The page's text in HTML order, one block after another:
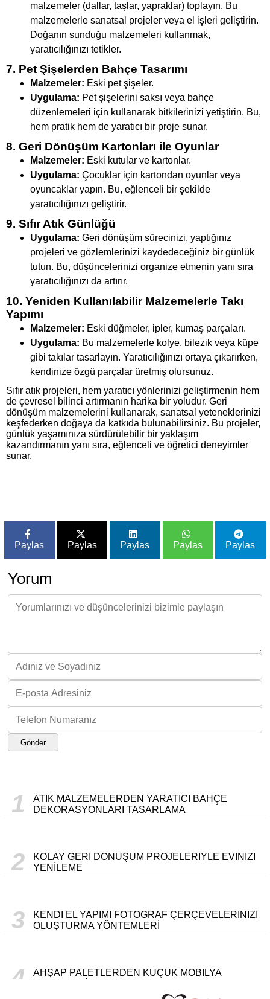
malzemeler (dallar, taşlar, yapraklar) toplayın. Bu
malzemelerle sanatsal projeler veya el işleri geliştirin.
Doğanın sunduğu malzemeleri kullanmak,
yaratıcılığınızı tetikler.
7. Pet Şişelerden Bahçe Tasarımı
Malzemeler: Eski pet şişeler.
Uygulama: Pet şişelerini saksı veya bahçe
düzenlemeleri için kullanarak bitkilerinizi yetiştirin. Bu,
hem pratik hem de yaratıcı bir proje sunar.
8. Geri Dönüşüm Kartonları ile Oyunlar
Malzemeler: Eski kutular ve kartonlar.
Uygulama: Çocuklar için kartondan oyunlar veya
oyuncaklar yapın. Bu, eğlenceli bir şekilde
yaratıcılığınızı geliştirir.
9. Sıfır Atık Günlüğü
Uygulama: Geri dönüşüm sürecinizi, yaptığınız
projeleri ve gözlemlerinizi kaydedeceğiniz bir günlük
tutun. Bu, düşüncelerinizi organize etmenin yanı sıra
yaratıcılığınızı da artırır.
10. Yeniden Kullanılabilir Malzemelerle Takı
Yapımı
Malzemeler: Eski düğmeler, ipler, kumaş parçaları.
Uygulama: Bu malzemelerle kolye, bilezik veya küpe
gibi takılar tasarlayın. Yaratıcılığınızı ortaya çıkarırken,
kendinize özgü parçalar üretmiş olursunuz.
Sıfır atık projeleri, hem yaratıcı yönlerinizi geliştirmenin hem
de çevresel bilinci artırmanın harika bir yoludur. Geri
dönüşüm malzemelerini kullanarak, sanatsal yeteneklerinizi
keşfederken doğaya da katkıda bulunabilirsiniz. Bu projeler,
günlük yaşamınıza sürdürülebilir bir yaklaşım
kazandırmanın yanı sıra, eğlenceli ve öğretici deneyimler
sunar.
Paylas Paylas Paylas Paylas Paylas
Yorum
Gönder
1
ATIK MALZEMELERDEN YARATICI BAHÇE
DEKORASYONLARI TASARLAMA
2
KOLAY GERI DÖNÜŞÜM PROJELERIYLE EVINIZI
YENILEME
3
KENDI EL YAPIMI FOTOĞRAF ÇERÇEVELERINIZI
OLUŞTURMA YÖNTEMLERI
4
AHŞAP PALETLERDEN KÜÇÜK MOBILYA